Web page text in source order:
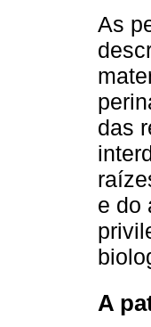
As
das
e do
A